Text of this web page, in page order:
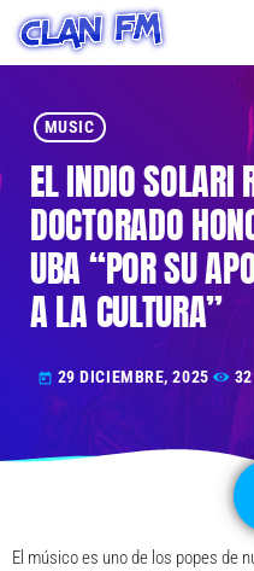
MUSIC
EL INDIO SOLARI
DOCTORADO
UBA “POR SU
A LA CULTURA”
today 29 DICIEMBRE, 2025 32
El músico es uno de los popes de